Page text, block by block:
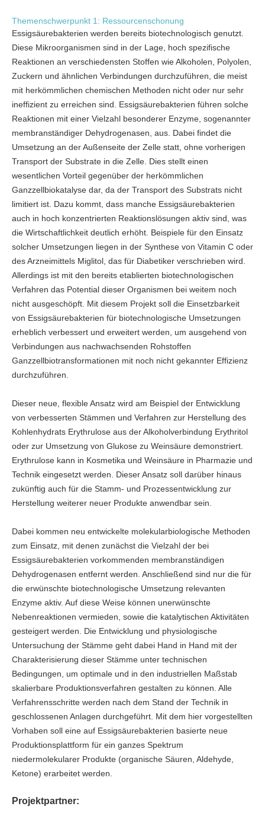
Themenschwerpunkt 1: Ressourcenschonung
Essigsäurebakterien werden bereits biotechnologisch genutzt.
Diese Mikroorganismen sind in der Lage, hoch spezifische
Reaktionen an verschiedensten Stoffen wie Alkoholen, Polyolen,
Zuckern und ähnlichen Verbindungen durchzuführen, die meist
mit herkömmlichen chemischen Methoden nicht oder nur sehr
ineffizient zu erreichen sind. Essigsäurebakterien führen solche
Reaktionen mit einer Vielzahl besonderer Enzyme, sogenannter
membranständiger Dehydrogenasen, aus. Dabei findet die
Umsetzung an der Außenseite der Zelle statt, ohne vorherigen
Transport der Substrate in die Zelle. Dies stellt einen
wesentlichen Vorteil gegenüber der herkömmlichen
Ganzzellbiokatalyse dar, da der Transport des Substrats nicht
limitiert ist. Dazu kommt, dass manche Essigsäurebakterien
auch in hoch konzentrierten Reaktionslösungen aktiv sind, was
die Wirtschaftlichkeit deutlich erhöht. Beispiele für den Einsatz
solcher Umsetzungen liegen in der Synthese von Vitamin C oder
des Arzneimittels Miglitol, das für Diabetiker verschrieben wird.
Allerdings ist mit den bereits etablierten biotechnologischen
Verfahren das Potential dieser Organismen bei weitem noch
nicht ausgeschöpft. Mit diesem Projekt soll die Einsetzbarkeit
von Essigsäurebakterien für biotechnologische Umsetzungen
erheblich verbessert und erweitert werden, um ausgehend von
Verbindungen aus nachwachsenden Rohstoffen
Ganzzellbiotransformationen mit noch nicht gekannter Effizienz
durchzuführen.
Dieser neue, flexible Ansatz wird am Beispiel der Entwicklung
von verbesserten Stämmen und Verfahren zur Herstellung des
Kohlenhydrats Erythrulose aus der Alkoholverbindung Erythritol
oder zur Umsetzung von Glukose zu Weinsäure demonstriert.
Erythrulose kann in Kosmetika und Weinsäure in Pharmazie und
Technik eingesetzt werden. Dieser Ansatz soll darüber hinaus
zukünftig auch für die Stamm- und Prozessentwicklung zur
Herstellung weiterer neuer Produkte anwendbar sein.
Dabei kommen neu entwickelte molekularbiologische Methoden
zum Einsatz, mit denen zunächst die Vielzahl der bei
Essigsäurebakterien vorkommenden membranständigen
Dehydrogenasen entfernt werden. Anschließend sind nur die für
die erwünschte biotechnologische Umsetzung relevanten
Enzyme aktiv. Auf diese Weise können unerwünschte
Nebenreaktionen vermieden, sowie die katalytischen Aktivitäten
gesteigert werden. Die Entwicklung und physiologische
Untersuchung der Stämme geht dabei Hand in Hand mit der
Charakterisierung dieser Stämme unter technischen
Bedingungen, um optimale und in den industriellen Maßstab
skalierbare Produktionsverfahren gestalten zu können. Alle
Verfahrensschritte werden nach dem Stand der Technik in
geschlossenen Anlagen durchgeführt. Mit dem hier vorgestellten
Vorhaben soll eine auf Essigsäurebakterien basierte neue
Produktionsplattform für ein ganzes Spektrum
niedermolekularer Produkte (organische Säuren, Aldehyde,
Ketone) erarbeitet werden.
Projektpartner: